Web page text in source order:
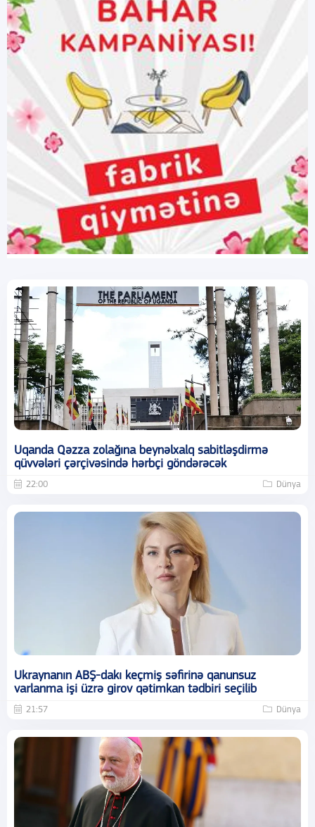
Uqanda Qəzza zolağına beynəlxalq sabitləşdirmə
qüvvələri çərçivəsində hərbçi göndərəcək
22:00 Dünya
Ukraynanın ABŞ-dakı keçmiş səfirinə qanunsuz
varlanma işi üzrə girov qətimkan tədbiri seçilib
21:57 Dünya